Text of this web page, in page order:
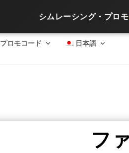
シムレーシング・プロモ
SimRacing：2026 、好スター
プロモコード 日本語
フ